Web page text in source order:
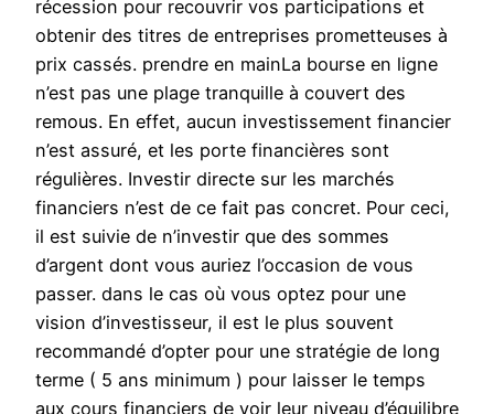
récession pour recouvrir vos participations et
obtenir des titres de entreprises prometteuses à
prix cassés. prendre en mainLa bourse en ligne
n’est pas une plage tranquille à couvert des
remous. En effet, aucun investissement financier
n’est assuré, et les porte financières sont
régulières. Investir directe sur les marchés
financiers n’est de ce fait pas concret. Pour ceci,
il est suivie de n’investir que des sommes
d’argent dont vous auriez l’occasion de vous
passer. dans le cas où vous optez pour une
vision d’investisseur, il est le plus souvent
recommandé d’opter pour une stratégie de long
terme ( 5 ans minimum ) pour laisser le temps
aux cours financiers de voir leur niveau d’équilibre